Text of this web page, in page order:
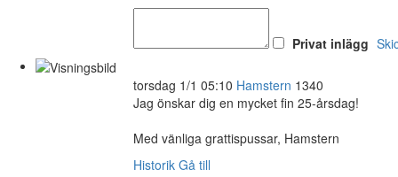
Privat inlägg
torsdag 1/1 05:10 Hamstern 1340
Jag önskar dig en mycket fin 25-årsdag!
Med vänliga grattispussar, Hamstern
Historik Gå till